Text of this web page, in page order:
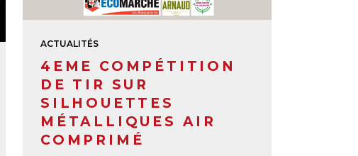
ACTUALITÉS
4EME COMPÉTITION
DE TIR SUR
SILHOUETTES
MÉTALLIQUES AIR
COMPRIMÉ